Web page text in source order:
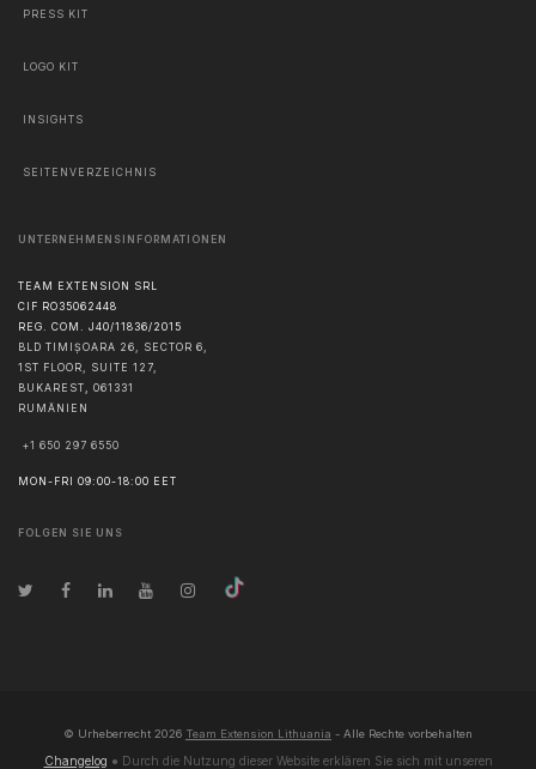
PRESS KIT
LOGO KIT
INSIGHTS
SEITENVERZEICHNIS
UNTERNEHMENSINFORMATIONEN
TEAM EXTENSION SRL
CIF RO35062448
REG. COM. J40/11836/2015
BLD TIMIȘOARA 26, SECTOR 6,
1ST FLOOR, SUITE 127,
BUKAREST, 061331
RUMÄNIEN
+1 650 297 6550
MON-FRI 09:00-18:00 EET
FOLGEN SIE UNS
© Urheberrecht 2026 Team Extension Lithuania - Alle Rechte vorbehalten
Changelog ● Durch die Nutzung dieser Website erklären Sie sich mit unseren